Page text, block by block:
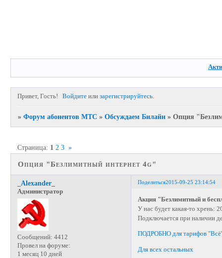
Привет, Гость! Войдите илизарегистрируйтесь.
»Форум абонентов МТС »Обсуждаем Билайн »Опция
Опция "Безлимитный интернет 4g"
Страница: 1 2 3 »
Поделиться2015-09-25 23:14:54
_Alexander_
Администратор
Сообщений: 4412
Провел на форуме:
1 месяц 10 дней
Акция "Безлимитный и
У нас будет какая-то хрень:
Подключается при наличии
ПОДРОБНО для тарифов
Для всех остальных